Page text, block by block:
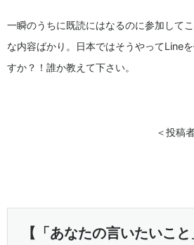
一瞬のうちに既読にはなるのに参加して
な内容ばかり。日本ではそうやってLine
すか？！誰か教えて下さい。
＜投稿
【「あなたの言いたいこ